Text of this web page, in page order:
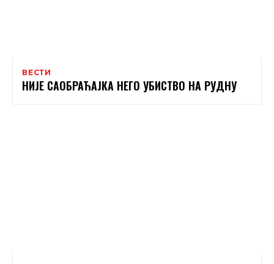
ВЕСТИ
НИЈЕ САОБРАЋАЈКА НЕГО УБИСТВО НА РУДНУ